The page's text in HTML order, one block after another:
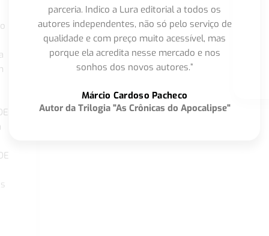
parceria. Indico a Lura editorial a todos os
autores independentes, não só pelo serviço de
qualidade e com preço muito acessível, mas
porque ela acredita nesse mercado e nos
sonhos dos novos autores.”
Márcio Cardoso Pacheco
Autor da Trilogia "As Crônicas do Apocalipse"